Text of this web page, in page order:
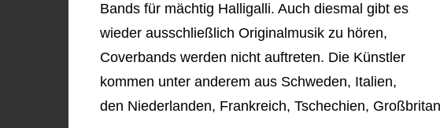
Bands für mächtig Halligalli. Auch diesmal gibt es
wieder ausschließlich Originalmusik zu hören,
Coverbands werden nicht auftreten. Die Künstler
kommen unter anderem aus Schweden, Italien,
den Niederlanden, Frankreich, Tschechien,